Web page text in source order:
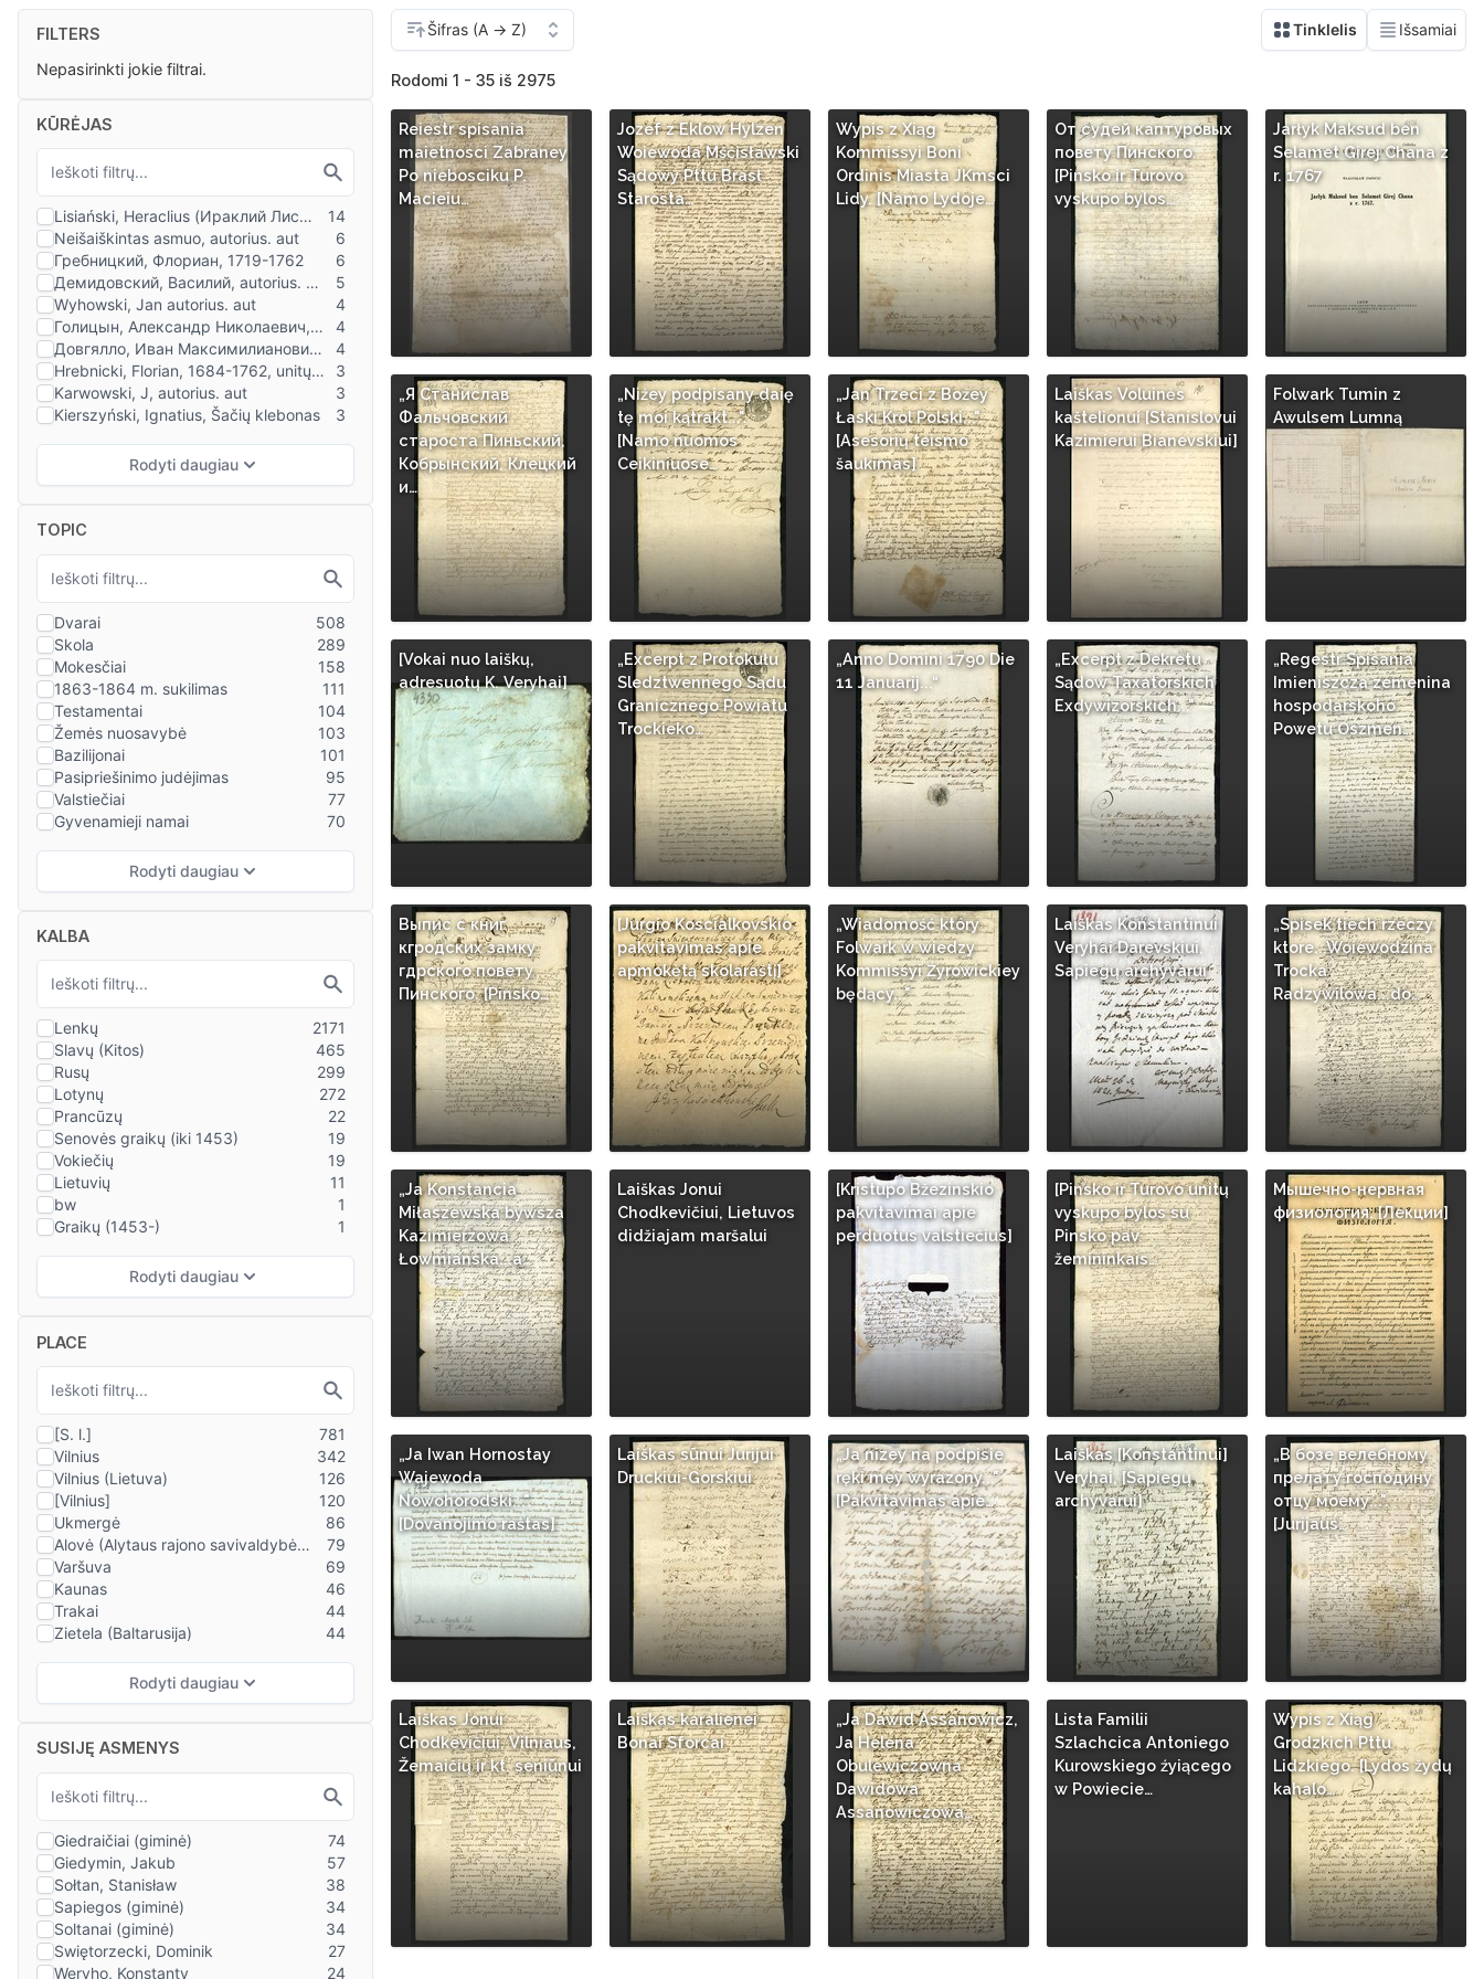
FILTERS
Nepasirinkti jokie filtrai.
KŪRĖJAS
TOPIC
KALBA
PLACE
SUSIJĘ ASMENYS
Rodomi 1 - 35 iš 2975
Reiestr spisania
maietnosci Zabraney
Po niebosciku P.
Macieiu…
Jozef z Eklow Hylzen
Woiewoda Mśćisławski
Sądowy Pttu Brasł
Starosta…
Wypis z Xiąg
Kommissyi Boni
Ordinis Miasta JKmsci
Lidy. [Namo Lydoje…
От судей каптуровых
повету Пинского.
[Pinsko ir Turovo
vyskupo bylos…
Jarłyk Maksud ben
Selamet Girej Chana z
r. 1767
„Я Станислав
Фальчовский
староста Пиньский,
Кобрынский, Клецкий
и…
„Niźey podpisany daię
tę moi kątrakt...".
[Namo nuomos
Ceikiniuose…
„Jan Trzeci z Boźey
Łaski Krol Polski...".
[Asesorių teismo
šaukimas]
Laiškas Voluinės
kaštelionui [Stanislovui
Kazimierui Bianevskiui]
Folwark Tumin z
Awulsem Lumną
[Vokai nuo laiškų,
adresuotų K. Veryhai]
„Excerpt z Protokułu
Sledztwennego Sądu
Granicznego Powiatu
Trockieko…
„Anno Domini 1790 Die
11 Januarij...“
„Excerpt z Dekretu
Sądow Taxatorskich
Exdywizorskich..."
„Regestr Spisania
Imieniszcza zemenina
hospodarskoho
Powetu Oszmen…
Выпис с книг
кгродских замку
гдрского повету
Пинского. [Pinsko…
[Jurgio Koscialkovskio
pakvitavimas apie
apmokėtą skolaraštį]
„Wiadomość który
Folwark w wiedzy
Kommissyi Źyrowickiey
będący..."
Laiškas Konstantinui
Veryhai Darevskiui,
Sapiegų archyvarui
„Spisek tiech rzeczy
ktore...Woiewodzina
Trocka
Radzywilowa...do…
„Ja Konstancia
Miłaszewska bywsza
Kazimierzowa
Łowmianska...a…
Laiškas Jonui
Chodkevičiui, Lietuvos
didžiajam maršalui
[Kristupo Bžezinskio
pakvitavimai apie
perduotus valstiečius]
[Pinsko ir Turovo unitų
vyskupo bylos su
Pinsko pav.
žemininkais…
Мышечно-нервная
физиология: [Лекции]
„Ja Iwan Hornostay
Wajewoda
Nowohorodski...".
[Dovanojimo raštas]
Laiškas sūnui Jurijui
Druckiui-Gorskiui
„Ja nizey na podpisie
ręki mey wyrazony..."
[Pakvitavimas apie…
Laiškas [Konstantinui]
Veryhai, [Sapiegų
archyvarui]
„В бозе велебному
прелату господину
отцу моему...".
[Jurijaus…
Laiškas Jonui
Chodkevičiui, Vilniaus,
Žemaičių ir kt. seniūnui
Laiškas karalienei
Bonai Sforcai
„Ja Dawid Assanowicz,
Ja Helena
Obulewiczowna
Dawidowa
Assanowiczowa…
Lista Familii
Szlachcica Antoniego
Kurowskiego źyiącego
w Powiecie…
Wypis z Xiąg
Grodzkich Pttu
Lidzkiego. [Lydos žydų
kahalo…